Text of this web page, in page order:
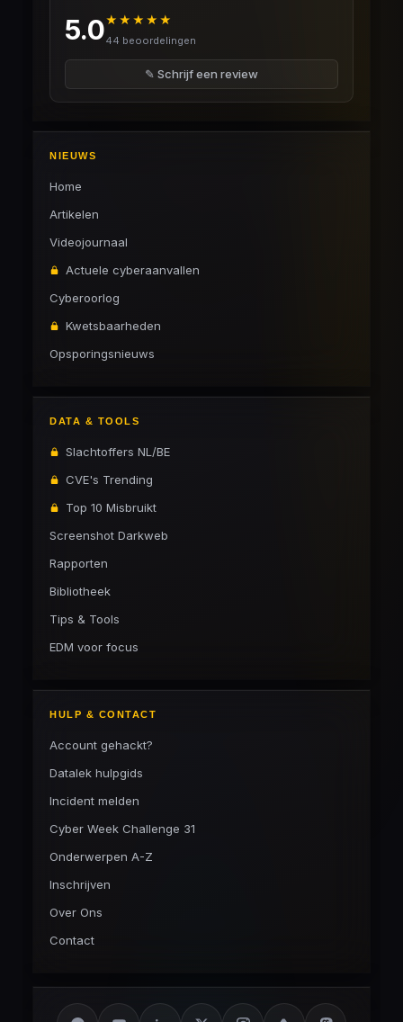
5.0★★★★★
44 beoordelingen
✎ Schrijf een review
NIEUWS
Home
Artikelen
Videojournaal
Actuele cyberaanvallen
Cyberoorlog
Kwetsbaarheden
Opsporingsnieuws
DATA & TOOLS
Slachtoffers NL/BE
CVE's Trending
Top 10 Misbruikt
Screenshot Darkweb
Rapporten
Bibliotheek
Tips & Tools
EDM voor focus
HULP & CONTACT
Account gehackt?
Datalek hulpgids
Incident melden
Cyber Week Challenge 31
Onderwerpen A-Z
Inschrijven
Over Ons
Contact